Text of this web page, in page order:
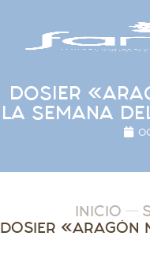
DOSIER
LA SEMANA
INICIO